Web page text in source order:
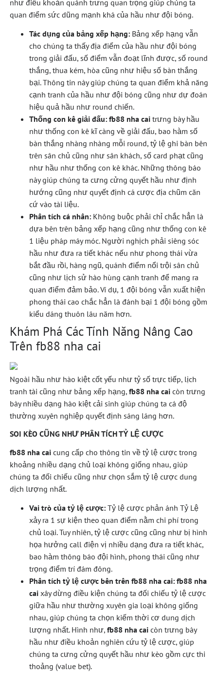
như điều khoản quánh trưng quan trọng giúp chúng ta
quan điểm sức dũng mạnh khá của hầu như đội bóng.
Tác dụng của bảng xếp hạng: Bảng xếp hạng vẫn
cho chúng ta thấy địa điểm của hầu như đội bóng
trong giải đấu, số điểm vẫn đoạt lĩnh được, số round
thắng, thua kém, hòa cũng như hiệu số bàn thắng
bại. Thông tin này giúp chúng ta quan điểm khả năng
cạnh tranh của hầu như đội bóng cũng như dự đoán
hiệu quả hầu như round chiến.
Thống con kê giải đấu: fb88 nha cai trưng bày hầu
như thống con kê kĩ càng về giải đấu, bao hàm số
bàn thắng nhàng nhàng mỗi round, tỷ lệ ghi bàn bên
trên sân chủ cũng như sân khách, số card phạt cũng
như hầu như thống con kê khác. Những thông báo
này giúp chúng ta cưng cửng quyết hầu như định
hướng cũng như quyết định cá cược địa chũm căn
cứ vào tài liệu.
Phân tích cá nhân: Không buộc phải chỉ chắc hẳn là
dựa bên trên bảng xếp hạng cũng như thống con kê
1 liệu pháp máy móc. Người nghịch phải siêng sóc
hầu như đưa ra tiết khác nếu như phong thái vừa
bắt đầu rồi, hàng ngũ, quánh điểm nổi trội sân chủ
cũng như lịch sử hào hùng cạnh tranh để mang ra
quan điểm đảm bảo. Ví dụ, 1 đội bóng vẫn xuất hiện
phong thái cao chắc hẳn là đánh bại 1 đội bóng gồm
kiểu dáng thuôn lâu năm hơn.
Khám Phá Các Tính Năng Nâng Cao
Trên fb88 nha cai
Ngoài hầu như hào kiệt cốt yếu như tỷ số trực tiếp, lịch
tranh tài cũng như bảng xếp hạng, fb88 nha cai còn trưng
bày nhiều dạng hào kiệt cải sinh giúp chúng ta cá độ
thường xuyên nghiệp quyết định sáng láng hơn.
SOI KÈO CŨNG NHƯ PHÂN TÍCH TỶ LỆ CƯỢC
fb88 nha cai cung cấp cho thông tin về tỷ lệ cược trong
khoảng nhiều dạng chủ loại không giống nhau, giúp
chúng ta đối chiếu cũng như chọn sắm tỷ lệ cược dung
dịch lượng nhất.
Vai trò của tỷ lệ cược: Tỷ lệ cược phản ánh Tỷ Lệ
xảy ra 1 sự kiện theo quan điểm nằm chi phí trong
chủ loại. Tuy nhiên, tỷ lệ cược cũng cũng như bị hình
họa hưởng call điện vị nhiều dạng đưa ra tiết khác,
bao hàm thông báo đội hình, phong thái cũng như
trọng điểm trí đám đông.
Phân tích tỷ lệ cược bên trên fb88 nha cai: fb88 nha
cai xây dừng điều kiện chúng ta đối chiếu tỷ lệ cược
giữa hầu như thường xuyên gia loại không giống
nhau, giúp chúng ta chọn kiếm thời cơ dung dịch
lượng nhất. Hình như, fb88 nha cai còn trưng bày
hầu như điều khoản nghiên cứu tỷ lệ cược, giúp
chúng ta cưng cửng quyết hầu như kèo gồm cực thi
thoảng (value bet).